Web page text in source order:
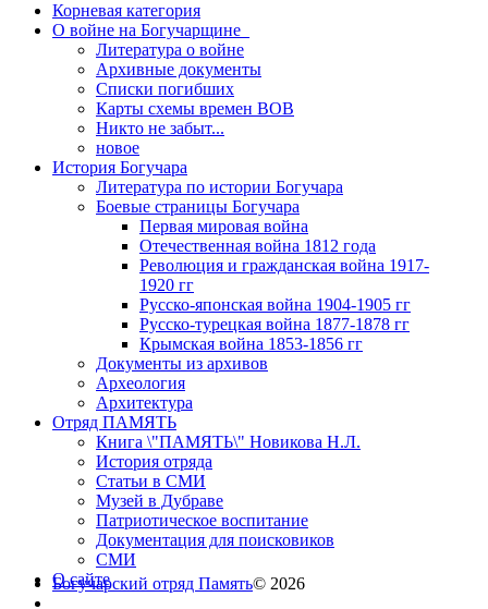
Корневая категория
О войне на Богучарщине_
Литература о войне
Архивные документы
Списки погибших
Карты схемы времен ВОВ
Никто не забыт...
новое
История Богучара
Литература по истории Богучара
Боевые страницы Богучара
Первая мировая война
Отечественная война 1812 года
Революция и гражданская война 1917-
1920 гг
Русско-японская война 1904-1905 гг
Русско-турецкая война 1877-1878 гг
Крымская война 1853-1856 гг
Документы из архивов
Археология
Архитектура
Отряд ПАМЯТЬ
Книга \"ПАМЯТЬ\" Новикова Н.Л.
История отряда
Статьи в СМИ
Музей в Дубраве
Патриотическое воспитание
Документация для поисковиков
СМИ
О сайте
Богучарский отряд Память© 2026